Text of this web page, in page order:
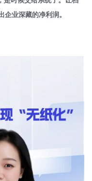
业深藏的净利润。